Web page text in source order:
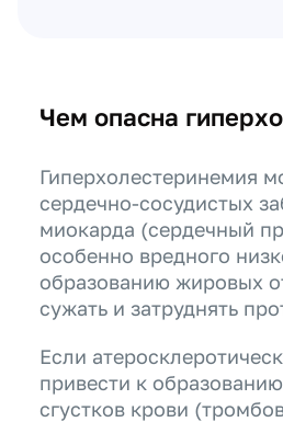
Чем опасна
Гиперхолестеринемия
сердечно-сосудистых
миокарда (сердечный
особенно вредного
образованию жировых
сужать и затруднять
Если
привести к
сгустков крови